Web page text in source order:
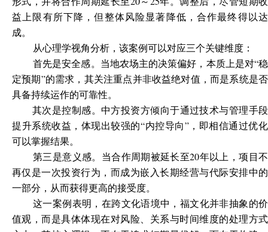
益上限有所下降，但整体风险显著降低，合作最终得以达
成。
从心理学视角分析，该案例可以对应三个关键维度：
首先是安全感。当地农场主的决策偏好，本质上是对“稳
定预期”的需求，其关注重点并非收益绝对值，而是系统是否
具备持续运作的可靠性。
其次是控制感。中方投资方倾向于通过技术与管理手段
提升系统收益，体现出较强的“内控导向”，即相信通过优化
可以掌握结果。
第三是意义感。当合作周期被延长至20年以上，项目不
再仅是一次投资行为，而成为嵌入长期经营与代际安排中的
一部分，从而获得更高的接受度。
这一案例表明，在跨文化语境中，福文化并非抽象的价
值观，而是具体体现在对风险、关系与时间维度的处理方式